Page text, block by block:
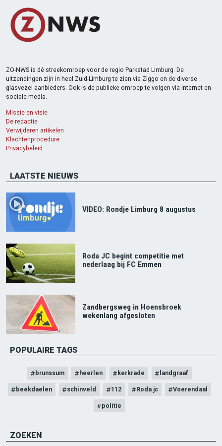
ZO-NWS is dè streekomroep voor de regio Parkstad Limburg. De
uitzendingen zijn in heel Zuid-Limburg te zien via Ziggo en de diverse
glasvezel-aanbieders. Ook is de publieke omroep te volgen via internet en
sociale media.
Missie en visie
De redactie
Verwijderen artikelen
Klachtenprocedure
Privacybeleid
LAATSTE NIEUWS
VIDEO: Rondje Limburg 8 augustus
Roda JC begint competitie met
nederlaag bij FC Emmen
Zandbergsweg in Hoensbroek
wekenlang afgesloten
POPULAIRE TAGS
brunssum heerlen kerkrade landgraaf
beekdaelen schinveld 112 Roda jc Voerendaal
politie
ZOEKEN